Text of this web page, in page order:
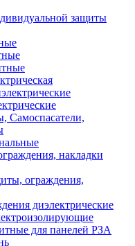
защиты
Самоспасатели,
накладки
ограждения,
диэлектрические
для панелей РЗА